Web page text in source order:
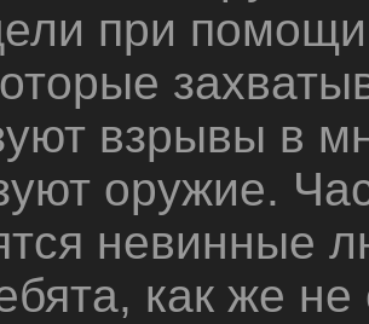
при
взрывы в
оружие.
невинные
как же не